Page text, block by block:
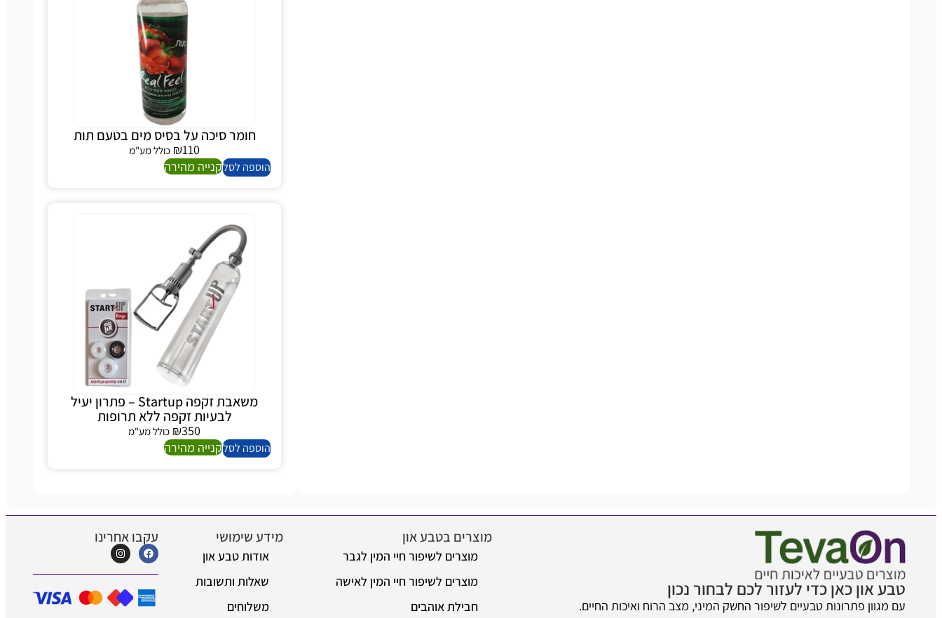
חומר סיכה על בסיס מים בטעם תות
₪110 כולל מע"מ
הוספה לסלקנייה מהירה
משאבת זקפה Startup – פתרון יעיל
לבעיות זקפה ללא תרופות
₪350 כולל מע"מ
הוספה לסלקנייה מהירה
טבע און כאן כדי לעזור לכם לבחור נכון
עם מגוון פתרונות טבעיים לשיפור החשק המיני, מצב הרוח ואיכות החיים.
מוצרים בטבע און
מוצרים לשיפור חיי המין לגבר
מוצרים לשיפור חיי המין לאישה
חבילת אוהבים
מידע שימושי
אודות טבע און
שאלות ותשובות
משלוחים
עקבו אחרינו